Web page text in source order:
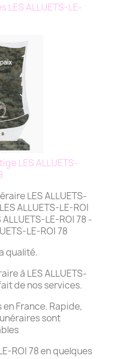
LES ALLUETS-LE-
LES ALLUETS-
LES ALLUETS-
ALLUETS-LE-ROI
LE-ROI 78 -
LE-ROI 78
qualité.
à LES ALLUETS-
de nos services.
France. Rapide,
sont
ROI 78 en quelques